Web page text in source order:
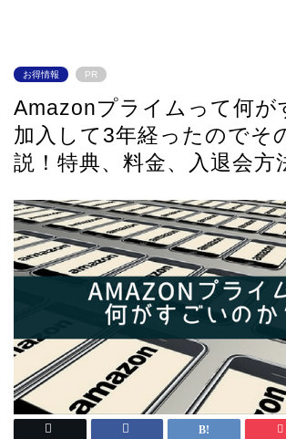
お得情報 PR
Amazonプライムって何が
加入して3年経ったのでそ
説！特典、料金、入退会方